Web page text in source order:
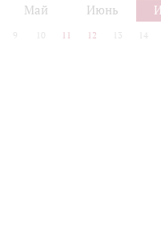
Май Июнь
9 10 11 12 13 14